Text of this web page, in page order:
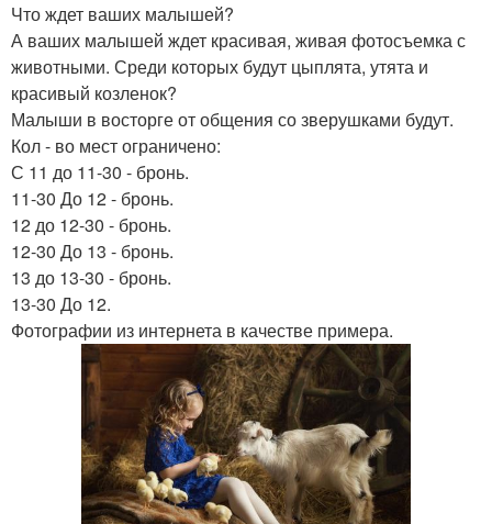
Что ждет ваших малышей?
А ваших малышей ждет красивая, живая фотосъемка с
животными. Среди которых будут цыплята, утята и
красивый козленок?
Малыши в восторге от общения со зверушками будут.
Кол - во мест ограничено:
С 11 до 11-30 - бронь.
11-30 До 12 - бронь.
12 до 12-30 - бронь.
12-30 До 13 - бронь.
13 до 13-30 - бронь.
13-30 До 12.
Фотографии из интернета в качестве примера.